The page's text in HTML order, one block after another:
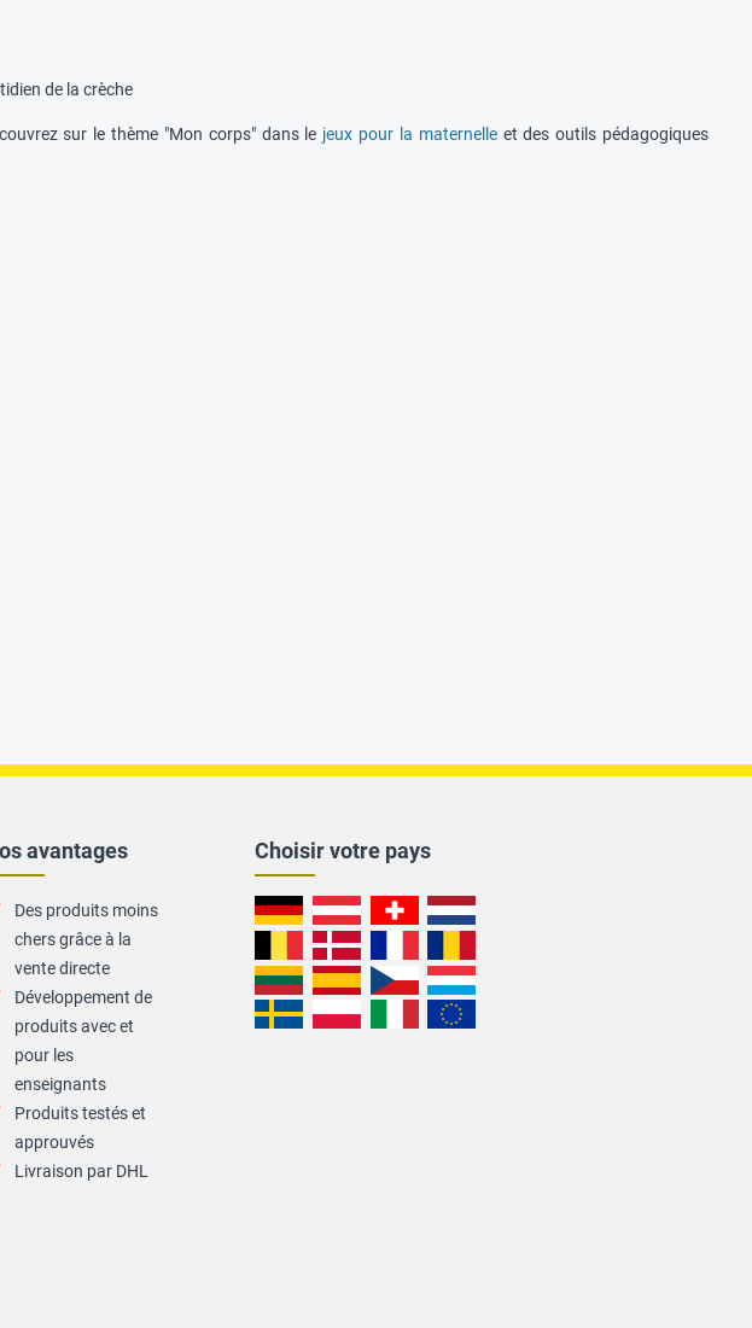
de la crèche
sur le thème "Mon corps" dans le jeux pour la maternelleet des outils pédagogiques
avantages
Des produits moins
chers grâce à la
vente directe
Développement de
produits avec et
pour les
enseignants
Produits testés et
approuvés
Livraison par DHL
Choisir votre pays